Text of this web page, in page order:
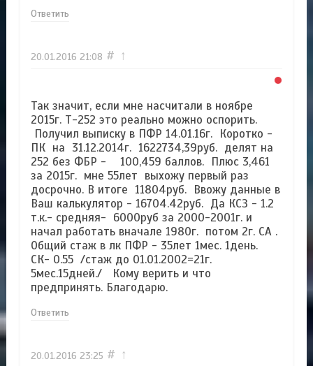
Ответить
20.01.2016 21:08 # ↑
Так значит, если мне насчитали в ноябре
2015г. Т-252 это реально можно оспорить.
Получил выписку в ПФР 14.01.16г. Коротко -
ПК на 31.12.2014г. 1622734,39руб. делят на
252 без ФБР - 100,459 баллов. Плюс 3,461
за 2015г. мне 55лет выхожу первый раз
досрочно. В итоге 11804руб. Ввожу данные в
Ваш калькулятор - 16704.42руб. Да КСЗ - 1.2
т.к.- средняя- 6000руб за 2000-2001г. и
начал работать вначале 1980г. потом 2г. СА .
Общий стаж в лк ПФР - 35лет 1мес. 1день.
СК- 0.55 /стаж до 01.01.2002=21г.
5мес.15дней./ Кому верить и что
предпринять. Благодарю.
Ответить
20.01.2016 23:25 # ↑